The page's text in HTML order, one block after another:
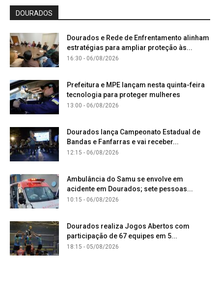
DOURADOS
Dourados e Rede de Enfrentamento alinham
estratégias para ampliar proteção às...
16:30 - 06/08/2026
Prefeitura e MPE lançam nesta quinta-feira
tecnologia para proteger mulheres
13:00 - 06/08/2026
Dourados lança Campeonato Estadual de
Bandas e Fanfarras e vai receber...
12:15 - 06/08/2026
Ambulância do Samu se envolve em
acidente em Dourados; sete pessoas...
10:15 - 06/08/2026
Dourados realiza Jogos Abertos com
participação de 67 equipes em 5...
18:15 - 05/08/2026